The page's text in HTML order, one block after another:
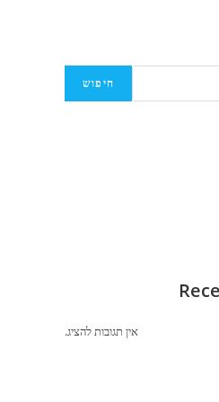
חיפוש
אין תגובות להציג.